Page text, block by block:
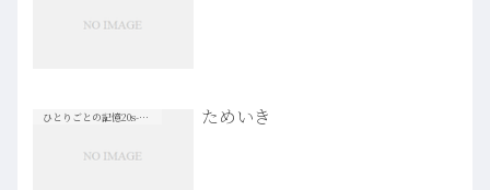
ひとりごとの記憶20s-30s ためいき